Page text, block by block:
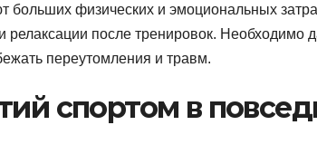
больших физических и эмоциональных
релаксации после тренировок. Необходимо
переутомления и травм.
спортом в